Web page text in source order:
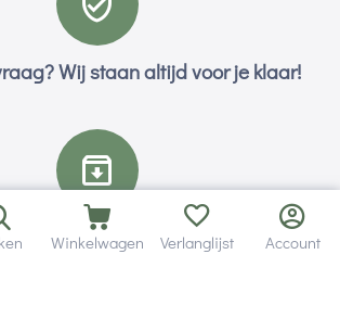
Wij staan altijd voor je klaar!
120 dagen retourrecht.
Winkelwagen Verlanglijst Account